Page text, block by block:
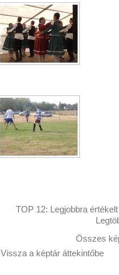
TOP 12: Legjobbra értékelt
Összes
Vissza a képtár áttekintőbe